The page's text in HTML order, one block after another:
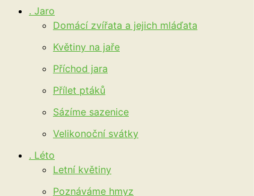
. Jaro
Domácí zvířata a jejich mláďata
Květiny na jaře
Příchod jara
Přílet ptáků
Sázíme sazenice
Velikonoční svátky
. Léto
Letní květiny
Poznáváme hmyz